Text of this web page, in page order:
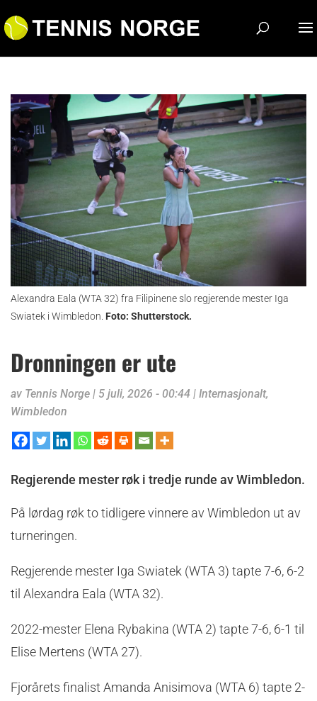
Alexandra Eala (WTA 32) fra Filipinene slo regjerende mester Iga
Swiatek i Wimbledon. Foto: Shutterstock.
Dronningen er ute
av Tennis Norge | 5 juli, 2026 - 00:44 | Internasjonalt,
Wimbledon
Regjerende mester røk i tredje runde av Wimbledon.
På lørdag røk to tidligere vinnere av Wimbledon ut av
turneringen.
Regjerende mester Iga Swiatek (WTA 3) tapte 7-6, 6-2
til Alexandra Eala (WTA 32).
2022-mester Elena Rybakina (WTA 2) tapte 7-6, 6-1 til
Elise Mertens (WTA 27).
Fjorårets finalist Amanda Anisimova (WTA 6) tapte 2-